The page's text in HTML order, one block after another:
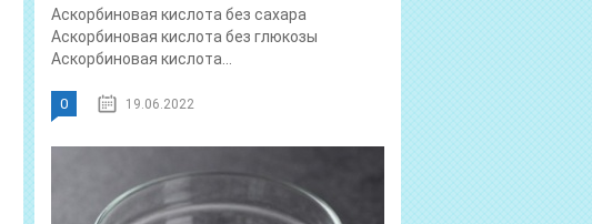
Аскорбиновая кислота без сахара
Аскорбиновая кислота без глюкозы
Аскорбиновая кислота...
0 19.06.2022